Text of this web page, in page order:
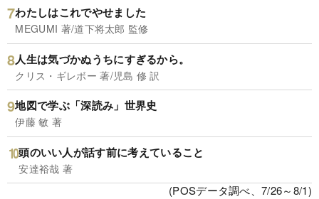
わたしはこれでやせました
MEGUMI 著/道下将太郎 監修
人生は気づかぬうちにすぎるから。
クリス・ギレボー 著/児島 修 訳
地図で学ぶ「深読み」世界史
伊藤 敏 著
頭のいい人が話す前に考えていること
安達裕哉 著
(POSデータ調べ、7/26～8/1)